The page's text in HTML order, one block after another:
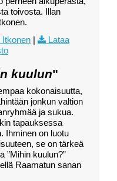
toivosta. Illan
Itkonen |
Lataa
kuulun"
kokonaisuutta,
jonkun valtion
ja sukua.
tapauksessa
Ihminen on luotu
se on tärkeä
”Mihin kuulun?”
Raamatun sanan